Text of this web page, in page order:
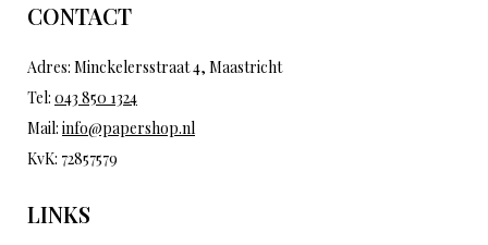
CONTACT
Adres: Minckelersstraat 4, Maastricht
Tel: 043 850 1324
Mail: info@papershop.nl
KvK: 72857579
LINKS